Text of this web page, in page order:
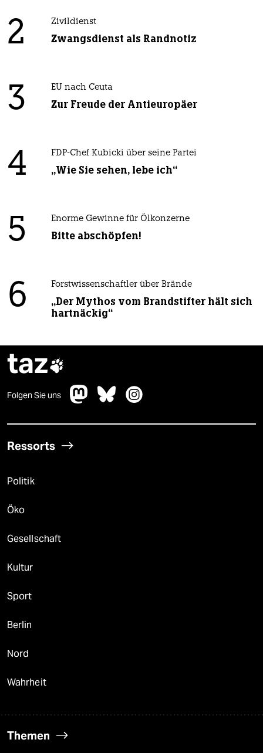
2 Zivildienst
Zwangsdienst als Randnotiz
3 EU nach Ceuta
Zur Freude der Antieuropäer
4 FDP-Chef Kubicki über seine Partei
„Wie Sie sehen, lebe ich“
5 Enorme Gewinne für Ölkonzerne
Bitte abschöpfen!
6 Forstwissenschaftler über Brände
„Der Mythos vom Brandstifter hält sich
hartnäckig“
taz
Folgen Sie uns
Ressorts
Politik
Öko
Gesellschaft
Kultur
Sport
Berlin
Nord
Wahrheit
Themen